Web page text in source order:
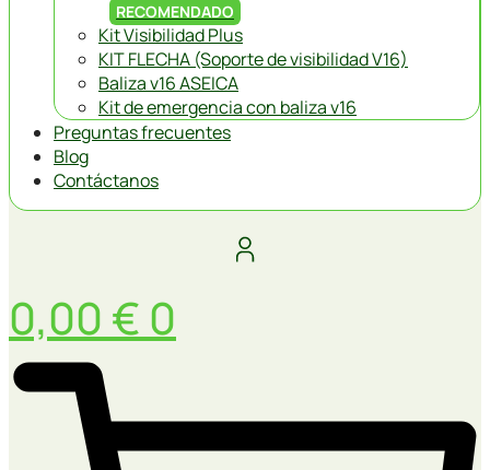
RECOMENDADO
Kit Visibilidad Plus
KIT FLECHA (Soporte de visibilidad V16)
Baliza v16 ASEICA
Kit de emergencia con baliza v16
Preguntas frecuentes
Blog
Contáctanos
0,00 € 0